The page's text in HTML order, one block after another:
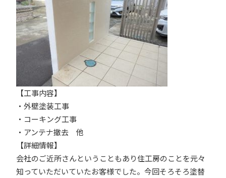
【工事内容】
・外壁塗装工事
・コーキング工事
・アンテナ撤去 他
【詳細情報】
会社のご近所さんということもあり住工房のことを元々
知っていただいていたお客様でした。今回そろそろ塗替